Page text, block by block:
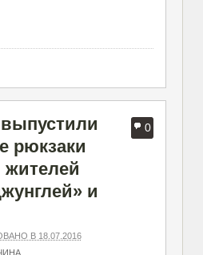
0
рюкзаки
и
В 18.07.2016